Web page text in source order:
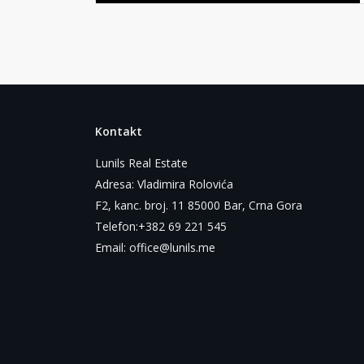
Kontakt
Lunils Real Estate
Adresa: Vladimira Rolovića
F2, kanc. broj. 11 85000 Bar, Crna Gora
Telefon:+382 69 221 545
Email: office@lunils.me